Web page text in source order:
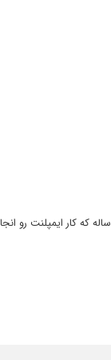
که کار ایمپلنت رو